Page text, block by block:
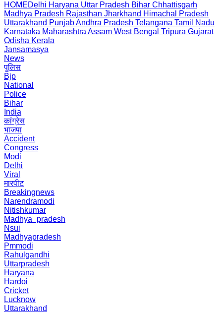
HOMEDelhi Haryana Uttar Pradesh Bihar Chhattisgarh
Madhya Pradesh Rajasthan Jharkhand Himachal Pradesh
Uttarakhand PunjabAndhra Pradesh Telangana Tamil Nadu
Karnataka Maharashtra Assam West Bengal Tripura Gujarat
Odisha Kerala
Jansamasya
News
पुलिस
Bjp
National
Police
Bihar
India
कांग्रेस
भाजपा
Accident
Congress
Modi
Delhi
Viral
मारपीट
Breakingnews
Narendramodi
Nitishkumar
Madhya_pradesh
Nsui
Madhyapradesh
Pmmodi
Rahulgandhi
Uttarpradesh
Haryana
Hardoi
Cricket
Lucknow
Uttarakhand